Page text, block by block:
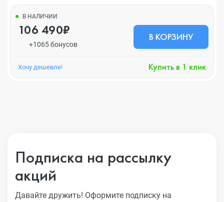
В НАЛИЧИИ
106 490₽
+1065 бонусов
В КОРЗИНУ
Хочу дешевле! Купить в 1 клик
Подписка на рассылку
акций
Давайте дружить! Оформите подписку на